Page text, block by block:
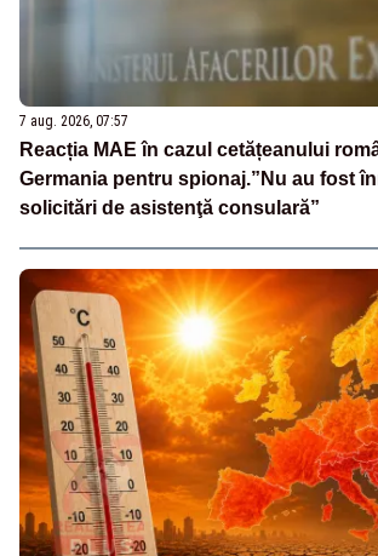
7 aug. 2026, 07:57
Reacția MAE în cazul cetățeanului
Germania pentru spionaj.”Nu au fost
solicitări de asistenţă consulară”